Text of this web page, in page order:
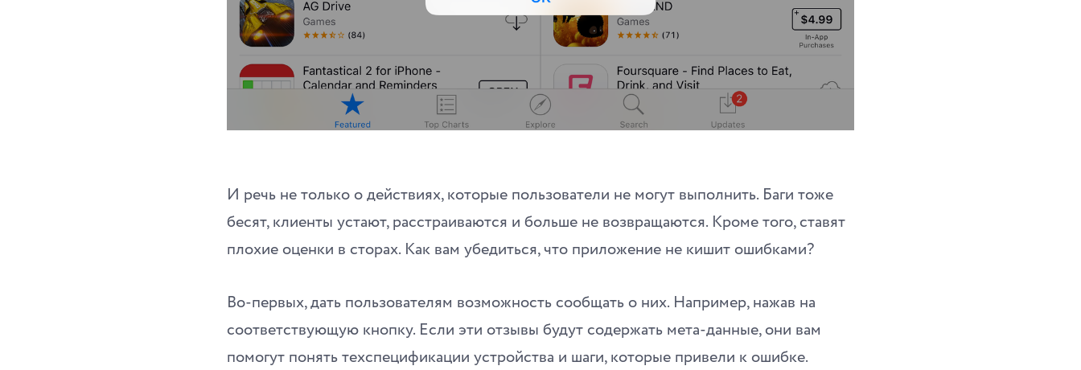
И речь не только о действиях, которые пользователи не могут выполнить. Баги тоже
бесят, клиенты устают, расстраиваются и больше не возвращаются. Кроме того, ставят
плохие оценки в сторах. Как вам убедиться, что приложение не кишит ошибками?
Во-первых, дать пользователям возможность сообщать о них. Например, нажав на
соответствующую кнопку. Если эти отзывы будут содержать мета-данные, они вам
помогут понять техспецификации устройства и шаги, которые привели к ошибке.